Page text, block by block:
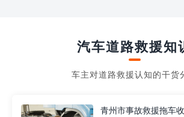
汽车道路救援知
车主对道路救援认知的干货
青州市事故救援拖车